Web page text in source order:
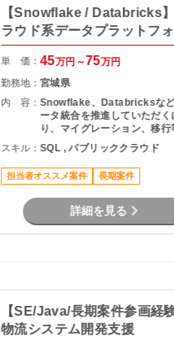
【Snowflake / Databricks
ラウド系データプラットフ
ムの開発保守
単 価：45万円～75万円
勤務地：宮城県
内 容：Snowflake、Databricksな
ータ統合を推進していただく
り、マイグレーション、移行
担当いただきます。
スキル：SQL , パブリッククラウド
担当者オススメ案件 長期案件
詳細を見る
【SE/Java/長期案件参画経験
物流システム開発支援